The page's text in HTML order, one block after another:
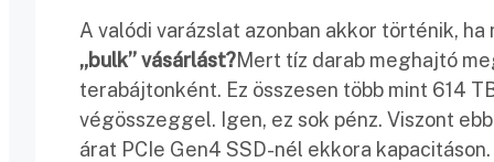
A valódi varázslat azonban akkor történik,
„bulk” vásárlást?Mert tíz darab meghajtó
terabájtonként. Ez összesen több mint 614
végösszeggel. Igen, ez sok pénz. Viszont
árat PCIe Gen4 SSD-nél ekkora kapacitáson.